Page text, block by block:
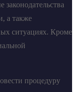
законодательства
а также
ситуациях. Кроме
процедуру